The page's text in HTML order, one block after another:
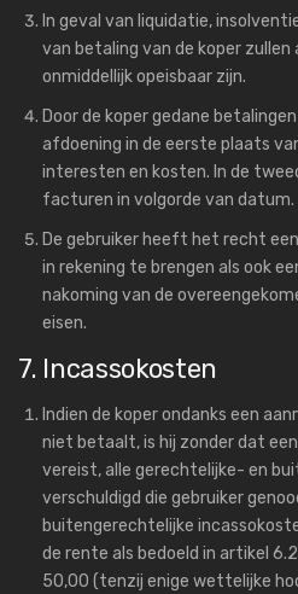
In geval van liquidatie,
van betaling van de koper
onmiddellijk opeisbaar zijn.
Door de koper gedane
afdoening in de eerste plaats
interesten en kosten. In de
facturen in volgorde van datum.
De gebruiker heeft het recht
in rekening te brengen als ook
nakoming van de
eisen.
7. Incassokosten
Indien de koper ondanks een
niet betaalt, is hij zonder dat
vereist, alle gerechtelijke- en
verschuldigd die gebruiker
buitengerechtelijke
de rente als bedoeld in artikel
50,00 (tenzij enige wettelijke